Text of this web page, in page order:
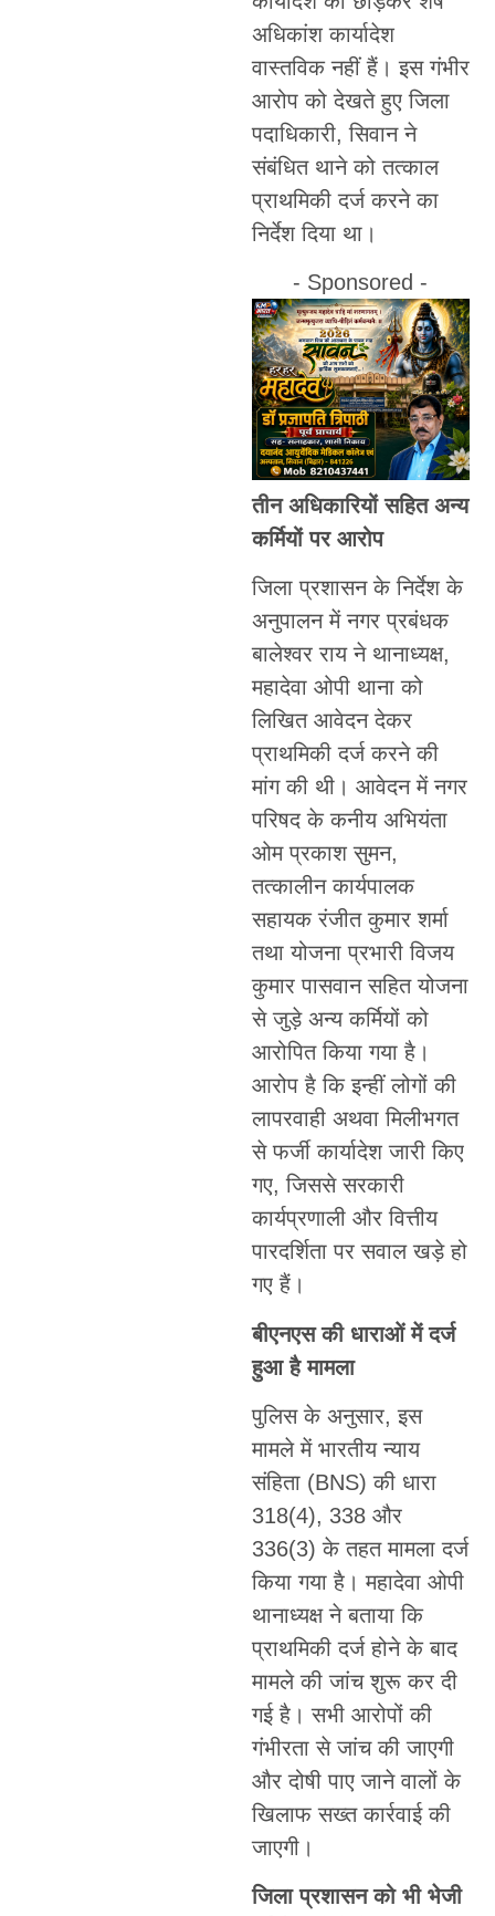
अधिकांश कार्यादेश
वास्तविक नहीं हैं। इस गंभीर
आरोप को देखते हुए जिला
पदाधिकारी, सिवान ने
संबंधित थाने को तत्काल
प्राथमिकी दर्ज करने का
निर्देश दिया था।
- Sponsored -
तीन अधिकारियों सहित अन्य
कर्मियों पर आरोप
जिला प्रशासन के निर्देश के
अनुपालन में नगर प्रबंधक
बालेश्वर राय ने थानाध्यक्ष,
महादेवा ओपी थाना को
लिखित आवेदन देकर
प्राथमिकी दर्ज करने की
मांग की थी। आवेदन में नगर
परिषद के कनीय अभियंता
ओम प्रकाश सुमन,
तत्कालीन कार्यपालक
सहायक रंजीत कुमार शर्मा
तथा योजना प्रभारी विजय
कुमार पासवान सहित योजना
से जुड़े अन्य कर्मियों को
आरोपित किया गया है।
आरोप है कि इन्हीं लोगों की
लापरवाही अथवा मिलीभगत
से फर्जी कार्यादेश जारी किए
गए, जिससे सरकारी
कार्यप्रणाली और वित्तीय
पारदर्शिता पर सवाल खड़े हो
गए हैं।
बीएनएस की धाराओं में दर्ज
हुआ है मामला
पुलिस के अनुसार, इस
मामले में भारतीय न्याय
संहिता (BNS) की धारा
318(4), 338 और
336(3) के तहत मामला दर्ज
किया गया है। महादेवा ओपी
थानाध्यक्ष ने बताया कि
प्राथमिकी दर्ज होने के बाद
मामले की जांच शुरू कर दी
गई है। सभी आरोपों की
गंभीरता से जांच की जाएगी
और दोषी पाए जाने वालों के
खिलाफ सख्त कार्रवाई की
जाएगी।
जिला प्रशासन को भी भेजी